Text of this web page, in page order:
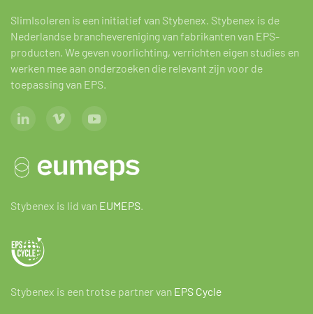
SlimIsoleren is een initiatief van Stybenex. Stybenex is de
Nederlandse branchevereniging van fabrikanten van EPS-
producten. We geven voorlichting, verrichten eigen studies en
werken mee aan onderzoeken die relevant zijn voor de
toepassing van EPS.
Stybenex is lid van EUMEPS.
Stybenex is een trotse partner van EPS Cycle